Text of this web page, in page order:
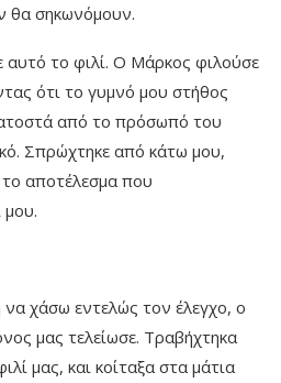
θα σηκωνόμουν.
το φιλί. Ο Μάρκος φιλούσε
ότι το γυμνό μου στήθος
από το πρόσωπό του
Σπρώχτηκε από κάτω μου,
αποτέλεσμα που
μου.
χάσω εντελώς τον έλεγχο, ο
μας τελείωσε. Τραβήχτηκα
μας, και κοίταξα στα μάτια